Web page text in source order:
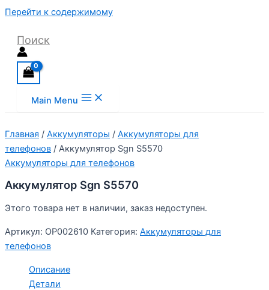
Перейти к содержимому
Поиск
Main Menu
Главная / Аккумуляторы / Аккумуляторы для
телефонов / Аккумулятор Sgn S5570
Аккумуляторы для телефонов
Аккумулятор Sgn S5570
Этого товара нет в наличии, заказ недоступен.
Артикул: OP002610 Категория: Аккумуляторы для
телефонов
Описание
Детали